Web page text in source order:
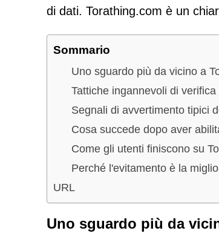
di dati. Torathing.com è un
Sommario
Uno sguardo più da vicino a
Tattiche ingannevoli di
Segnali di avvertimento tipici
Cosa succede dopo aver
Come gli utenti finiscono su
Perché l'evitamento è la
URL
Uno sguardo più da